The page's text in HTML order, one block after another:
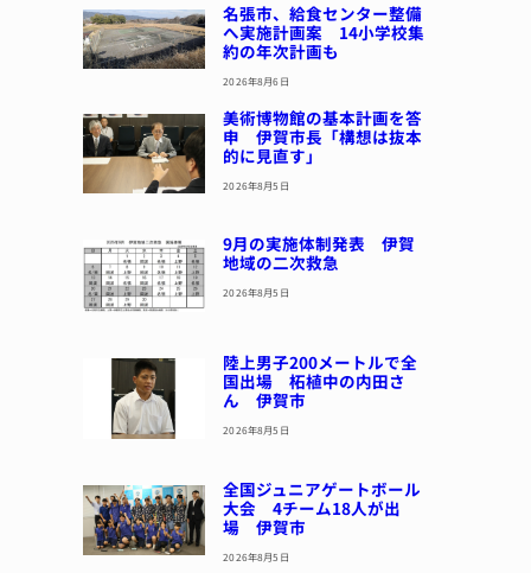
名張市、給食センター整備
へ実施計画案 14小学校集
約の年次計画も
2026年8月6日
美術博物館の基本計画を答
申 伊賀市長「構想は抜本
的に見直す」
2026年8月5日
9月の実施体制発表 伊賀
地域の二次救急
2026年8月5日
陸上男子200メートルで全
国出場 柘植中の内田さ
ん 伊賀市
2026年8月5日
全国ジュニアゲートボール
大会 4チーム18人が出
場 伊賀市
2026年8月5日